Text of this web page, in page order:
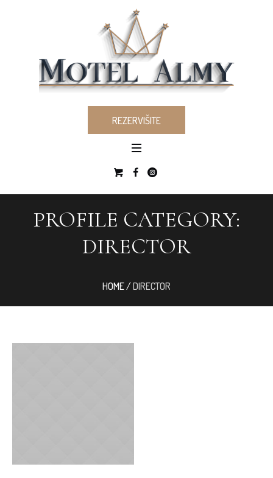
REZERVIŠITE
PROFILE CATEGORY:
DIRECTOR
HOME/DIRECTOR